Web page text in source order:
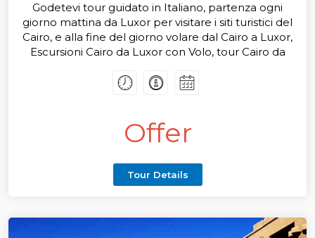
Godetevi tour guidato in Italiano, partenza ogni
giorno mattina da Luxor per visitare i siti turistici del
Cairo, e alla fine del giorno volare dal Cairo a Luxor,
Escursioni Cairo da Luxor con Volo, tour Cairo da
offriamo ora e tariffe speciali per tutti i tour ed
Offer
Tour Details